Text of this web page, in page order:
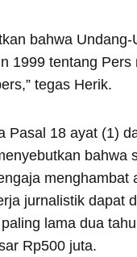
bahwa Undang-
1999 tentang Pers
tegas Herik.
Pasal 18 ayat (1)
bahwa
menghambat
jurnalistik dapat
lama dua
Rp500 juta.